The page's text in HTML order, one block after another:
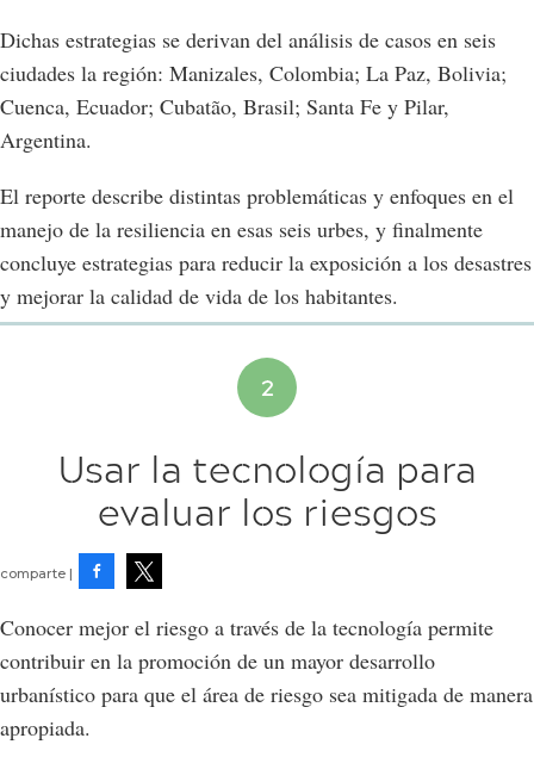
Dichas estrategias se derivan del análisis de casos en seis
ciudades la región: Manizales, Colombia; La Paz, Bolivia;
Cuenca, Ecuador; Cubatão, Brasil; Santa Fe y Pilar,
Argentina.
El reporte describe distintas problemáticas y enfoques en el
manejo de la resiliencia en esas seis urbes, y finalmente
concluye estrategias para reducir la exposición a los desastres
y mejorar la calidad de vida de los habitantes.
Usar la tecnología para
evaluar los riesgos
Conocer mejor el riesgo a través de la tecnología permite
contribuir en la promoción de un mayor desarrollo
urbanístico para que el área de riesgo sea mitigada de manera
apropiada.